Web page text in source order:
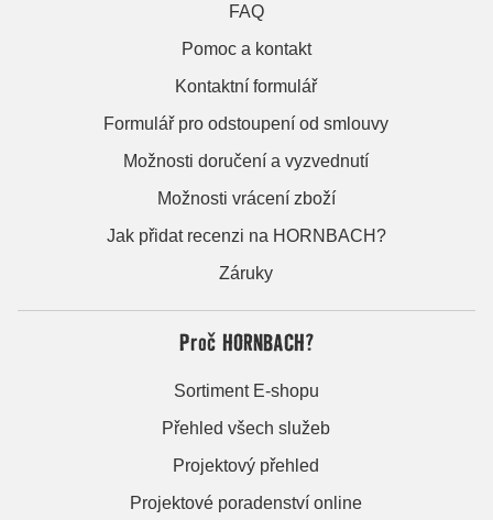
FAQ
Pomoc a kontakt
Kontaktní formulář
Formulář pro odstoupení od smlouvy
Možnosti doručení a vyzvednutí
Možnosti vrácení zboží
Jak přidat recenzi na HORNBACH?
Záruky
Proč HORNBACH?
Sortiment E-shopu
Přehled všech služeb
Projektový přehled
Projektové poradenství online